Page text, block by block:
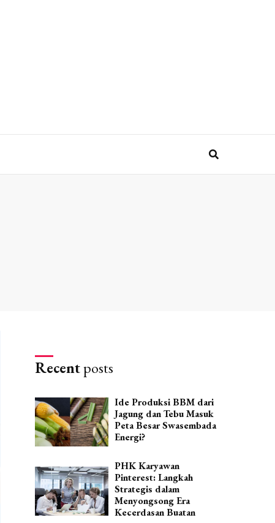
Recentposts
Ide Produksi BBM dari
Jagung dan Tebu Masuk
Peta Besar Swasembada
Energi?
PHK Karyawan
Pinterest: Langkah
Strategis dalam
Menyongsong Era
Kecerdasan Buatan